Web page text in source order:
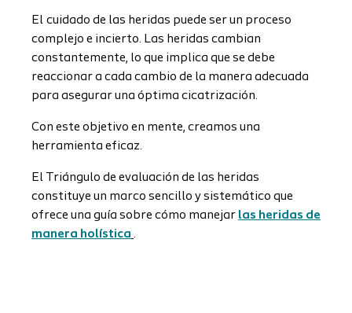
El cuidado de las heridas puede ser un proceso
complejo e incierto. Las heridas cambian
constantemente, lo que implica que se debe
reaccionar a cada cambio de la manera adecuada
para asegurar una óptima cicatrización.
Con este objetivo en mente, creamos una
herramienta eficaz.
El Triángulo de evaluación de las heridas
constituye un marco sencillo y sistemático que
ofrece una guía sobre cómo manejar las heridas de
manera holística .